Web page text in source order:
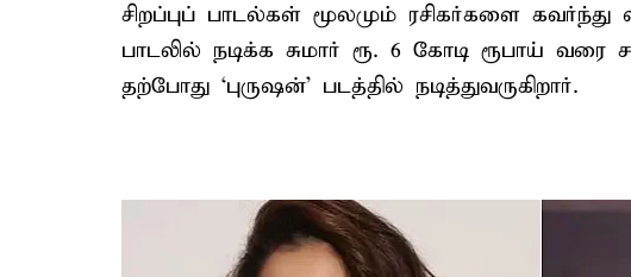
சிறப்புப் பாடல்கள் மூலமும் ரசிகர்களை கவர்ந்து
பாடலில் நடிக்க சுமார் ரூ. 6 கோடி ரூபாய் வரை
தற்போது ‘புருஷன்’ படத்தில் நடித்துவருகிறார்.